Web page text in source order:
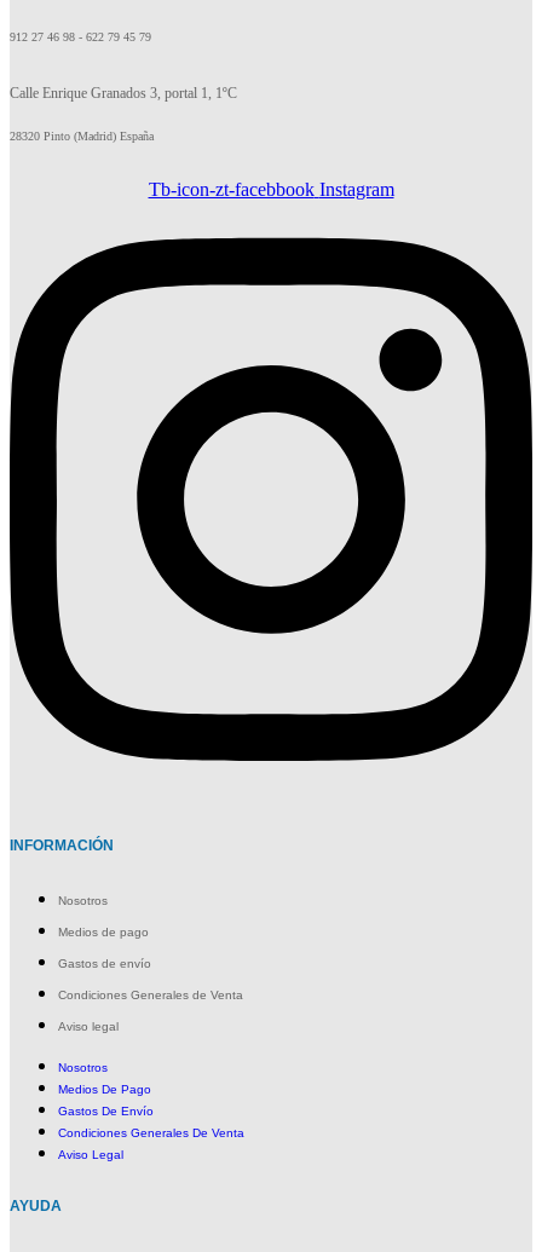
912 27 46 98 - 622 79 45 79
Calle Enrique Granados 3, portal 1, 1ºC
28320 Pinto (Madrid) España
Tb-icon-zt-facebbook Instagram
INFORMACIÓN
Nosotros
Medios de pago
Gastos de envío
Condiciones Generales de Venta
Aviso legal
Nosotros
Medios De Pago
Gastos De Envío
Condiciones Generales De Venta
Aviso Legal
AYUDA